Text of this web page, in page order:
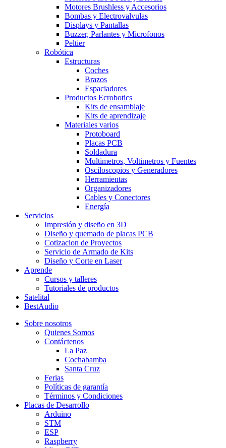
Motores Brushless y Accesorios
Bombas y Electrovalvulas
Displays y Pantallas
Buzzer, Parlantes y Microfonos
Peltier
Robótica
Estructuras
Coches
Brazos
Espaciadores
Productos Ecrobotics
Kits de ensamblaje
Kits de aprendizaje
Materiales varios
Protoboard
Placas PCB
Soldadura
Multimetros, Voltimetros y Fuentes
Osciloscopios y Generadores
Herramientas
Organizadores
Cables y Conectores
Energía
Servicios
Impresión y diseño en 3D
Diseño y quemado de placas PCB
Cotizacion de Proyectos
Servicio de Armado de Kits
Diseño y Corte en Laser
Aprende
Cursos y talleres
Tutoriales de productos
Satelital
BestAudio
Sobre nosotros
Quienes Somos
Contáctenos
La Paz
Cochabamba
Santa Cruz
Ferias
Políticas de garantía
Términos y Condiciones
Placas de Desarrollo
Arduino
STM
ESP
Raspberry